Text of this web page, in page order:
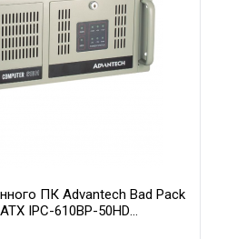
ПК Advantech Bad Pack
IPC-610BP-50HD
3x5.25", 1x3.5", 2xUSB,